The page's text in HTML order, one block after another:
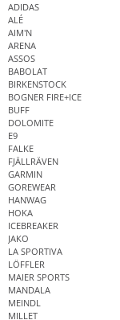
ADIDAS
ALÉ
AIM'N
ARENA
ASSOS
BABOLAT
BIRKENSTOCK
BOGNER FIRE+ICE
BUFF
DOLOMITE
E9
FALKE
FJÄLLRÄVEN
GARMIN
GOREWEAR
HANWAG
HOKA
ICEBREAKER
JAKO
LA SPORTIVA
LÖFFLER
MAIER SPORTS
MANDALA
MEINDL
MILLET